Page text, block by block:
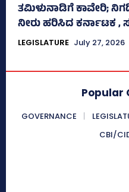
ತಮಿಳುನಾಡಿಗೆ ಕಾವೇರಿ;
ನೀರು ಹರಿಸಿದ ಕರ್ನಾಟಕ ,
LEGISLATURE July 27, 2026
Popular
GOVERNANCE
CBI/